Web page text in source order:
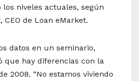
los niveles actuales, según
CEO de Loan eMarket.
datos en un seminario,
que hay diferencias con la
2008. “No estamos viviendo